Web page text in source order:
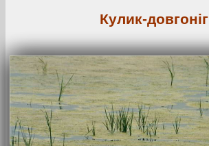
Кулик-довгоніг